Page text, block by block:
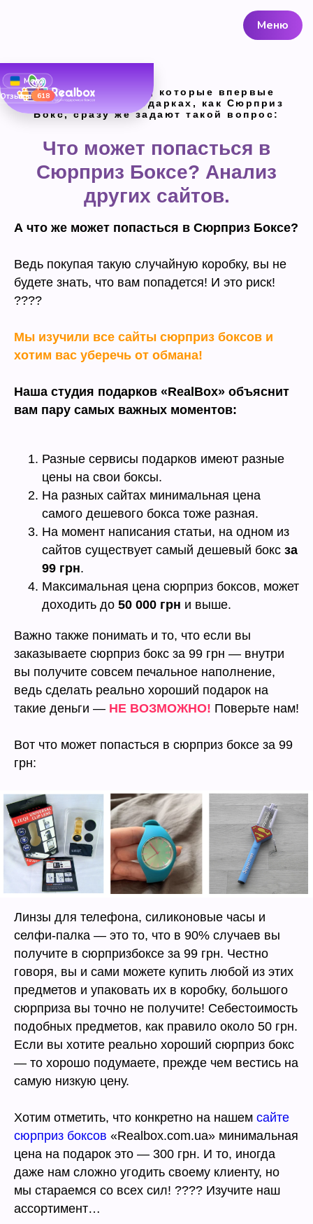
Мова
Отзывы
618
Меню
Взрослые и дети, которые впервые
узнают о таких подарках, как Сюрприз
Бокс, сразу же задают такой вопрос:
Что может попасться в
Сюрприз Боксе? Анализ
других сайтов.
А что же может попасться в Сюрприз Боксе?
Ведь покупая такую случайную коробку, вы не
будете знать, что вам попадется! И это риск!
????
Мы изучили все сайты сюрприз боксов и
хотим вас уберечь от обмана!
Наша студия подарков «RealBox» объяснит
вам пару самых важных моментов:
Разные сервисы подарков имеют разные
цены на свои боксы.
На разных сайтах минимальная цена
самого дешевого бокса тоже разная.
На момент написания статьи, на одном из
сайтов существует самый дешевый бокс за
99 грн.
Максимальная цена сюрприз боксов, может
доходить до 50 000 грн и выше.
Важно также понимать и то, что если вы
заказываете сюрприз бокс за 99 грн — внутри
вы получите совсем печальное наполнение,
ведь сделать реально хороший подарок на
такие деньги — НЕ ВОЗМОЖНО! Поверьте нам!
Вот что может попасться в сюрприз боксе за 99
грн:
Линзы для телефона, силиконовые часы и
селфи-палка — это то, что в 90% случаев вы
получите в сюрпризбоксе за 99 грн. Честно
говоря, вы и сами можете купить любой из этих
предметов и упаковать их в коробку, большого
сюрприза вы точно не получите! Себестоимость
подобных предметов, как правило около 50 грн.
Если вы хотите реально хороший сюрприз бокс
— то хорошо подумаете, прежде чем вестись на
самую низкую цену.
Хотим отметить, что конкретно на нашем сайте
сюрприз боксов «Realbox.com.ua» минимальная
цена на подарок это — 300 грн. И то, иногда
даже нам сложно угодить своему клиенту, но
мы стараемся со всех сил! ???? Изучите наш
ассортимент…